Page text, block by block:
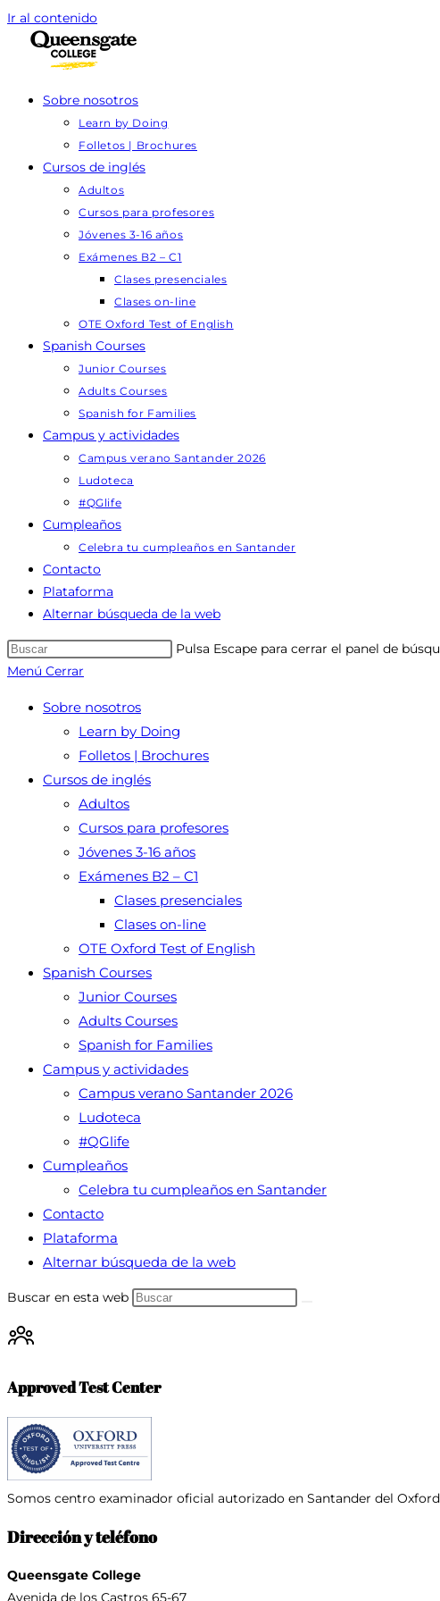
Ir al contenido
Sobre nosotros
Learn by Doing
Folletos | Brochures
Cursos de inglés
Adultos
Cursos para profesores
Jóvenes 3-16 años
Exámenes B2 – C1
Clases presenciales
Clases on-line
OTE Oxford Test of English
Spanish Courses
Junior Courses
Adults Courses
Spanish for Families
Campus y actividades
Campus verano Santander 2026
Ludoteca
#QGlife
Cumpleaños
Celebra tu cumpleaños en Santander
Contacto
Plataforma
Alternar búsqueda de la web
Pulsa Escape para cerrar el panel de
Menú Cerrar
Sobre nosotros
Learn by Doing
Folletos | Brochures
Cursos de inglés
Adultos
Cursos para profesores
Jóvenes 3-16 años
Exámenes B2 – C1
Clases presenciales
Clases on-line
OTE Oxford Test of English
Spanish Courses
Junior Courses
Adults Courses
Spanish for Families
Campus y actividades
Campus verano Santander 2026
Ludoteca
#QGlife
Cumpleaños
Celebra tu cumpleaños en Santander
Contacto
Plataforma
Alternar búsqueda de la web
Buscar en esta web
Approved Test Center
Somos centro examinador oficial autorizado en Santander del
Dirección y teléfono
Queensgate College
Avenida de los Castros 65-67